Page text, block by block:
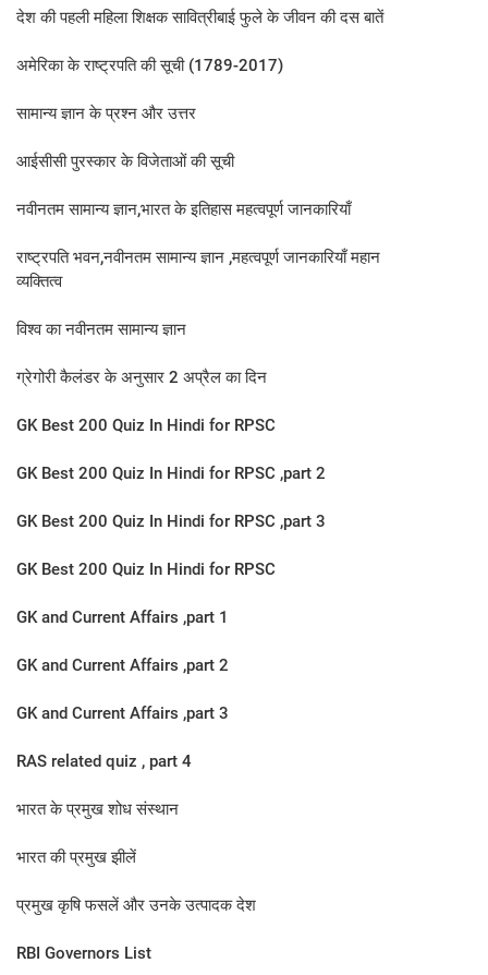
देश की पहली महिला शिक्षक सावित्रीबाई फुले के जीवन की दस बातें
अमेरिका के राष्ट्रपति की सूची (1789-2017)
सामान्य ज्ञान के प्रश्न और उत्तर
आईसीसी पुरस्कार के विजेताओं की सूची
नवीनतम सामान्य ज्ञान,भारत के इतिहास महत्वपूर्ण जानकारियाँ
राष्ट्रपति भवन,नवीनतम सामान्य ज्ञान ,महत्वपूर्ण जानकारियाँ महान
व्यक्तित्व
विश्व का नवीनतम सामान्य ज्ञान
ग्रेगोरी कैलंडर के अनुसार 2 अप्रैल का दिन​
GK Best 200 Quiz In Hindi for RPSC
GK Best 200 Quiz In Hindi for RPSC ,part 2
GK Best 200 Quiz In Hindi for RPSC ,part 3
GK Best 200 Quiz In Hindi for RPSC
GK and Current Affairs ,part 1
GK and Current Affairs ,part 2
GK and Current Affairs ,part 3
RAS related quiz , part 4
भारत के प्रमुख शोध संस्थान
भारत की प्रमुख झीलें
प्रमुख कृषि फसलें और उनके उत्पादक देश
RBI Governors List